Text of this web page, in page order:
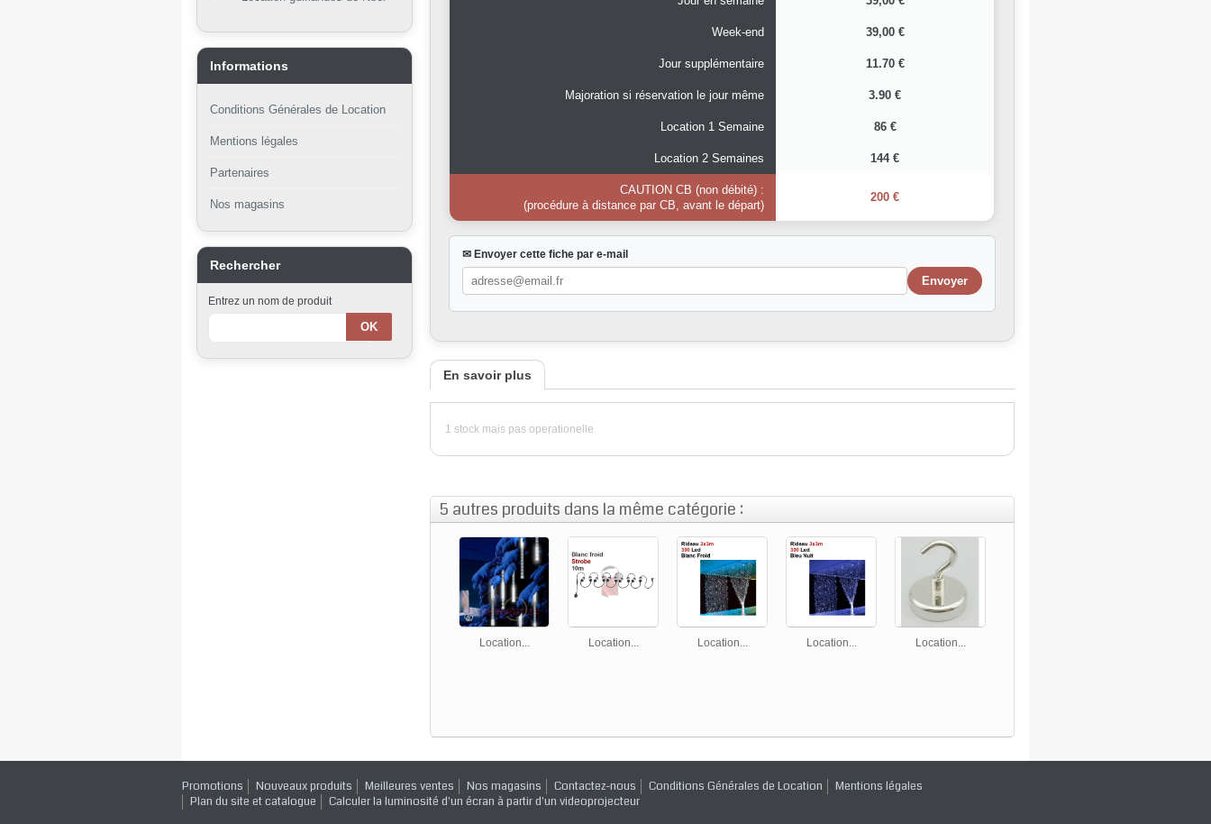
Informations
Conditions Générales de Location
Mentions légales
Partenaires
Nos magasins
Rechercher
Entrez un nom de produit
Week-end 39,00 €
Jour supplémentaire 11.70 €
Majoration si réservation le jour même 3.90 €
Location 1 Semaine 86 €
Location 2 Semaines 144 €
CAUTION CB (non débité) :
(procédure à distance par CB, avant le départ)
200 €
✉ Envoyer cette fiche par e-mail
En savoir plus
1 stock mais pas operationelle
5 autres produits dans la même catégorie :
Location... Location... Location... Location... Location...
Promotions Nouveaux produits Meilleures ventes Nos magasins Contactez-nous Conditions Générales de Location
Mentions légales
Plan du site et catalogue
Calculer la luminosité d'un écran à partir d'un videoprojecteur